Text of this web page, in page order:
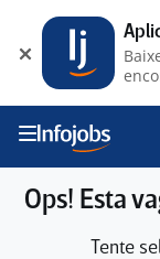
Ops! Esta
Tente